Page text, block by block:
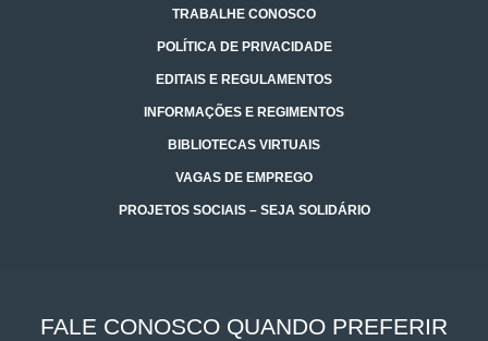
TRABALHE CONOSCO
POLÍTICA DE PRIVACIDADE
EDITAIS E REGULAMENTOS
INFORMAÇÕES E REGIMENTOS
BIBLIOTECAS VIRTUAIS
VAGAS DE EMPREGO
PROJETOS SOCIAIS – SEJA SOLIDÁRIO
FALE CONOSCO QUANDO PREFERIR